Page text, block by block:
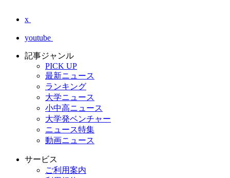
x
youtube
記事ジャンル
PICK UP
最新ニュース
ランキング
大学ニュース
小中高ニュース
大学発ベンチャー
ニュース特集
動画ニュース
サービス
ご利用案内